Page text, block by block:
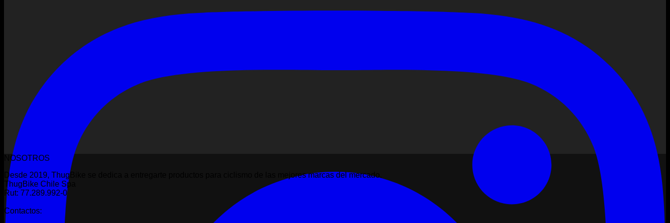
NOSOTROS
Desde 2019, ThugBike se dedica a entregarte productos para ciclismo de las mejores marcas del mercado.
ThugBike Chile Spa
Rut: 77.289.992-0
Contactos: